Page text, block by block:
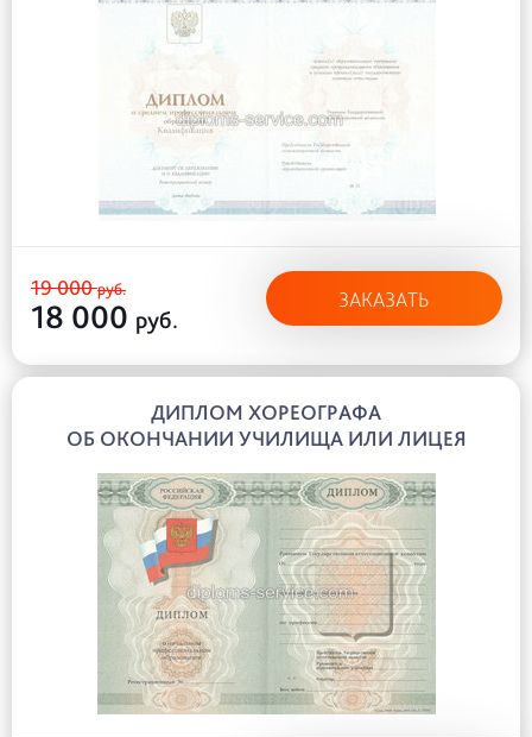
19 000руб.
18 000 руб.
ЗАКАЗАТЬ
ДИПЛОМ ХОРЕОГРАФА
ОБ ОКОНЧАНИИ УЧИЛИЩА ИЛИ ЛИЦЕЯ